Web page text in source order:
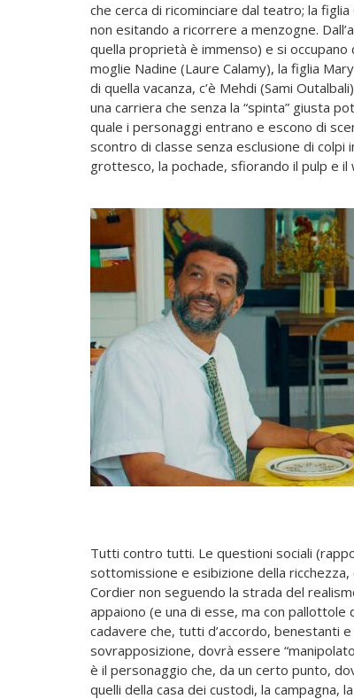
che cerca di ricominciare dal teatro; la
non esitando a ricorrere a menzogne.
quella proprietà è immenso) e si
moglie Nadine (Laure Calamy), la figlia
di quella vacanza, c’è Mehdi (Sami
una carriera che senza la “spinta” giusta
quale i personaggi entrano e escono di
scontro di classe senza esclusione di colpi
grottesco, la pochade, sfiorando il pulp e il
Tutti contro tutti. Le questioni sociali
sottomissione e esibizione della
Cordier non seguendo la strada del
appaiono (e una di esse, ma con
cadavere che, tutti d’accordo, benestanti
sovrapposizione, dovrà essere
è il personaggio che, da un certo punto,
quelli della casa dei custodi, la campagna,